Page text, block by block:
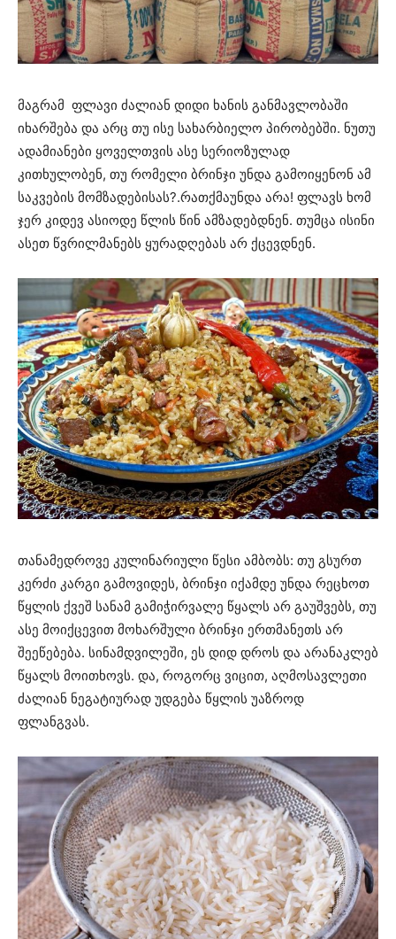
მაგრამ ფლავი ძალიან დიდი ხანის განმავლობაში
იხარშება და არც თუ ისე სახარბიელო პირობებში. ნუთუ
ადამიანები ყოველთვის ასე სერიოზულად
კითხულობენ, თუ რომელი ბრინჯი უნდა გამოიყენონ ამ
საკვების მომზადებისას?.რათქმაუნდა არა! ფლავს ხომ
ჯერ კიდევ ასიოდე წლის წინ ამზადებდნენ. თუმცა ისინი
ასეთ წვრილმანებს ყურადღებას არ ქცევდნენ.
თანამედროვე კულინარიული წესი ამბობს: თუ გსურთ
კერძი კარგი გამოვიდეს, ბრინჯი იქამდე უნდა რეცხოთ
წყლის ქვეშ სანამ გამიჭირვალე წყალს არ გაუშვებს, თუ
ასე მოიქცევით მოხარშული ბრინჯი ერთმანეთს არ
შეეწებება. სინამდვილეში, ეს დიდ დროს და არანაკლებ
წყალს მოითხოვს. და, როგორც ვიცით, აღმოსავლეთი
ძალიან ნეგატიურად უდგება წყლის უაზროდ
ფლანგვას.